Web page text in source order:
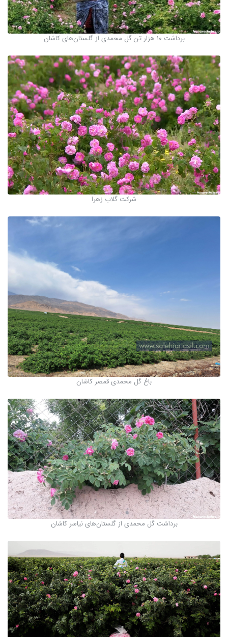
برداشت ۱۰ هزار تن گل محمدی از گلستان‌های کاشان
شرکت گلاب زهرا
باغ گل محمدی قمصر کاشان
برداشت گل محمدی از گلستان‌های نیاسر کاشان